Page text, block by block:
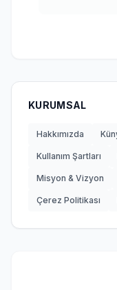
KURUMSAL
Hakkımızda
Kullanım Şartları
Misyon & Vizyon
Çerez Politikası